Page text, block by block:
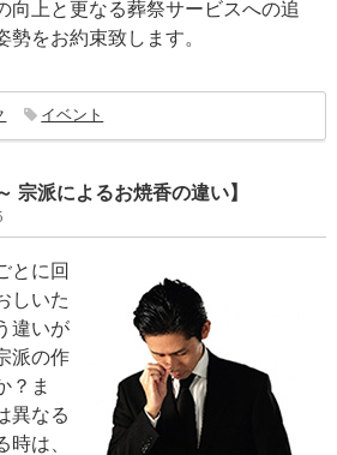
向上と更なる葬祭サービスへの追
勢をお約束致します。
イベント
宗派によるお焼香の違い】
とに回
しいた
違いが
派の作
？ま
異なる
時は、